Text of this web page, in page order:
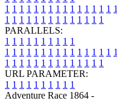
1 1 1 1 1 1 1 1 1 1 1 1 1 1 1 1
1 1 1 1 1 1 1 1 1 1 1 1 1 1
PARALLELS:
1 1 1 1 1 1 1 1 1 1
1 1 1 1 1 1 1 1 1 1 1 1 1 1 1 1
1 1 1 1 1 1 1 1 1 1 1 1 1 1
URL PARAMETER:
1 1 1 1 1 1 1 1 1 1
Adventure Race 1864 -